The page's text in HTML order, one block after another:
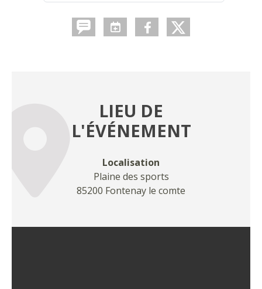
LIEU DE
L'ÉVÉNEMENT
Localisation
Plaine des sports
85200 Fontenay le comte